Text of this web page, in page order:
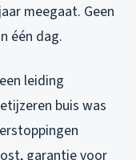
meegaat. Geen
één dag.
leiding
buis was
garantie voor